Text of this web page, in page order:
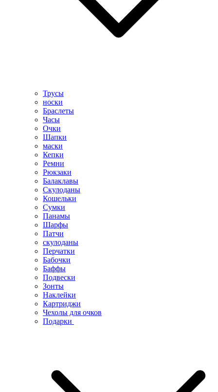
Трусы
носки
Браслеты
Часы
Очки
Шапки
маски
Кепки
Ремни
Рюкзаки
Балаклавы
Скулоданы
Кошельки
Сумки
Панамы
Шарфы
Патчи
скулоданы
Перчатки
Бабочки
Баффы
Подвески
Зонты
Наклейки
Картриджи
Чехолы для очков
Подарки